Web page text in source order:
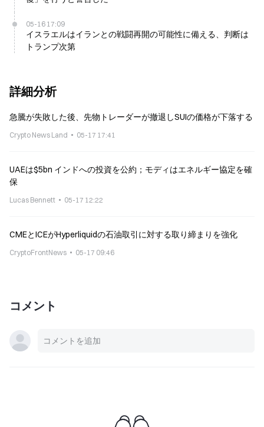
05-16 17:09
イスラエルはイランとの戦闘再開の可能性に備える、判断は
トランプ次第
詳細分析
急騰が失敗した後、先物トレーダーが撤退しSUIの価格が下落する
Crypto News Land 05-17 17:41
UAEは$5bn インドへの投資を公約；モディはエネルギー協定を確
保
Lucas Bennett 05-17 12:22
CMEとICEがHyperliquidの石油取引に対する取り締まりを強化
CryptoFrontNews 05-17 09:46
コメント